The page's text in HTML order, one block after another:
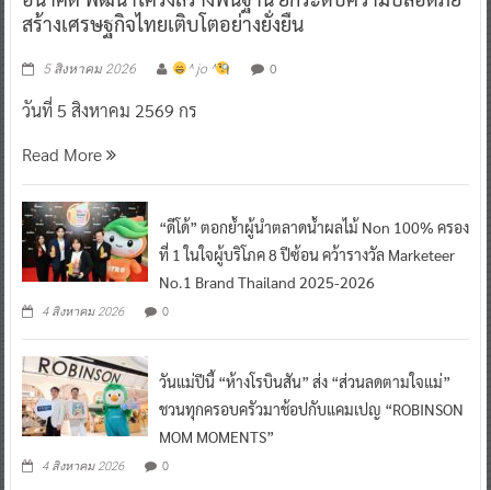
สร้างเศรษฐกิจไทยเติบโตอย่างยั่งยืน
5 สิงหาคม 2026 ^ jo ^ 0
วันที่ 5 สิงหาคม 2569 กร
Read More
“ดีโด้” ตอกย้ำผู้นำตลาดน้ำผลไม้ Non 100% ครอง
ที่ 1 ในใจผู้บริโภค 8 ปีซ้อน คว้ารางวัล Marketeer
No.1 Brand Thailand 2025-2026
4 สิงหาคม 2026 0
วันแม่ปีนี้ “ห้างโรบินสัน” ส่ง “ส่วนลดตามใจแม่”
ชวนทุกครอบครัวมาช้อปกับแคมเปญ “ROBINSON
MOM MOMENTS”
4 สิงหาคม 2026 0